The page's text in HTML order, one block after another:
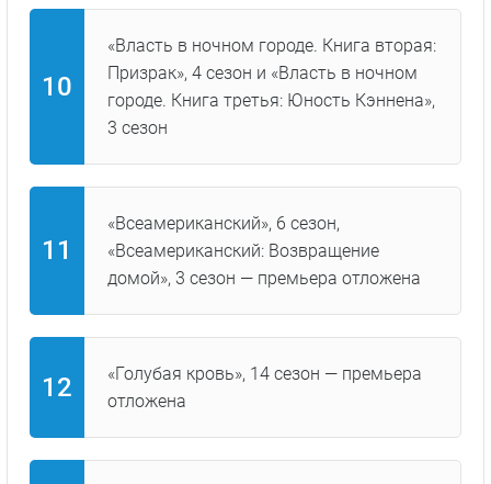
«Власть в ночном городе. Книга вторая:
Призрак», 4 сезон и «Власть в ночном
городе. Книга третья: Юность Кэннена»,
3 сезон
«Всеамериканский», 6 сезон,
«Всеамериканский: Возвращение
домой», 3 сезон — премьера отложена
«Голубая кровь», 14 сезон — премьера
отложена